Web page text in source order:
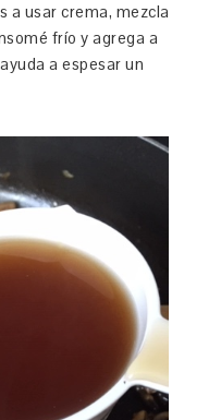
a usar crema, mezcla
frío y agrega a
a espesar un